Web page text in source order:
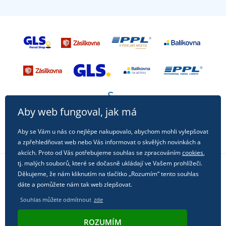
Sledujte nás na sociálních sítích
Aby web fungoval, jak má
Aby se Vám u nás co nejlépe nakupovalo, abychom mohli vylepšovat
a zpřehledňovat web nebo Vás informovat o skvělých novinkách a
akcích. Proto od Vás potřebujeme souhlas se zpracovánímcookies,
tj. malých souborů, které se dočasně ukládají ve Vašem prohlížeči.
Děkujeme, že nám kliknutím na tlačítko „Rozumím“ tento souhlas
dáte a pomůžete nám tak web zlepšovat.
Souhlas můžete odmítnout zde
ROZUMÍM